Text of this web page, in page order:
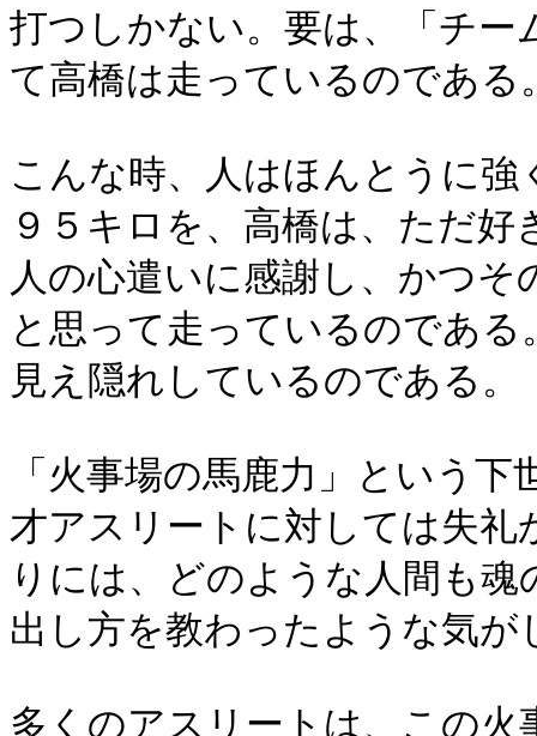
打つしかない。要は、「チ
て高橋は走っているのである
こんな時、人はほんとうに
９５キロを、高橋は、ただ
人の心遣いに感謝し、かつ
と思って走っているのであ
見え隠れしているのである。
「火事場の馬鹿力」という
才アスリートに対しては失
りには、どのような人間も
出し方を教わったような気が
多くのアスリートは、この